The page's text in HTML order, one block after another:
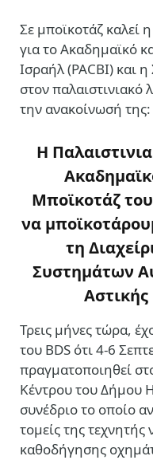
Σε μποϊκοτάζ καλεί
για το Ακαδημαϊκό
Ισραήλ (PACBI) και
στον
την ανακοίνωσή της:
Η
Μποϊκοτάζ
να
τη
Συστημάτων
Τρεις μήνες τώρα,
του BDS ότι 4-6
πραγματοποιηθεί
Κέντρου του Δήμου
συνέδριο το οποίο
τομείς της
καθοδήγησης